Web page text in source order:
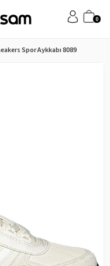
0
Spor Aykkabı 8089